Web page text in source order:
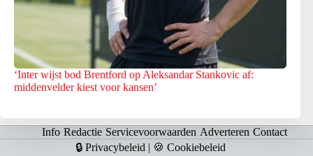
‘Inter wijst bod Brentford op Aleksandar Stankovic af:
middenvelder kiest voor kansen’
Info Redactie Servicevoorwaarden Adverteren Contact
🔒 Privacybeleid | 🍪 Cookiebeleid